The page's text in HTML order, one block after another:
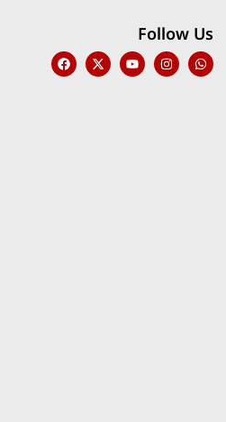
Follow Us